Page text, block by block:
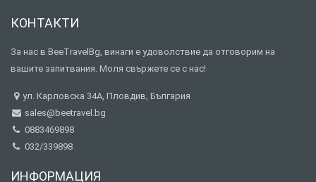
КОНТАКТИ
За нас в BeeTravelBg, винаги е удоволствие да отговорим на
вашите запитвания. Моля свържете се с нас!
ул. Карловска 34А, Пловдив, България
sales@beetravel.bg
0883469898
032/339898
ИНФОРМАЦИЯ